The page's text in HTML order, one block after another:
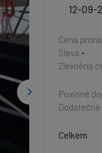
Cena
Sleva -
Zlevněná
Povinné
Dodatečné
Celkem